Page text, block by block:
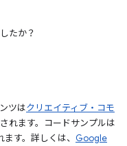
たか？
ツはクリエイティブ・コモ
れます。コードサンプルは
す。詳しくは、 Google